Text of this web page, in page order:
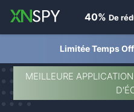
40% De
Limitée Temps
MEILLEURE